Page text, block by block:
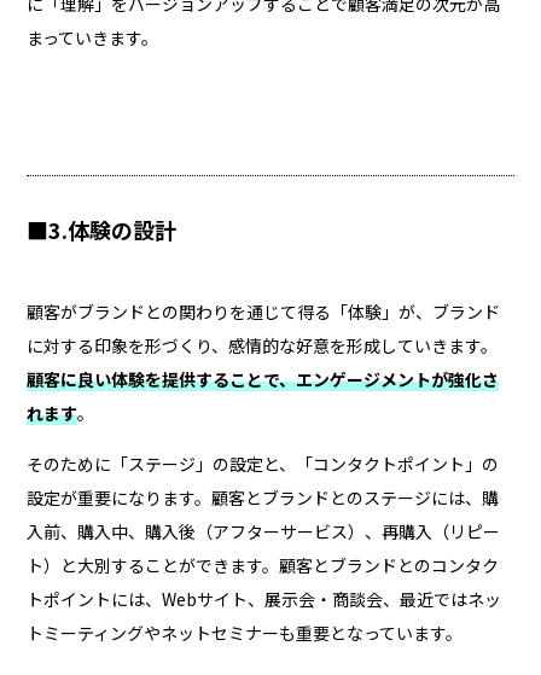
まっていきます。
■3.体験の設計
顧客がブランドとの関わりを通じて得る「体験」が、ブランド
に対する印象を形づくり、感情的な好意を形成していきます。
顧客に良い体験を提供することで、エンゲージメントが強化さ
れます。
そのために「ステージ」の設定と、「コンタクトポイント」の
設定が重要になります。顧客とブランドとのステージには、購
入前、購入中、購入後（アフターサービス）、再購入（リピー
ト）と大別することができます。顧客とブランドとのコンタク
トポイントには、Webサイト、展示会・商談会、最近ではネッ
トミーティングやネットセミナーも重要となっています。